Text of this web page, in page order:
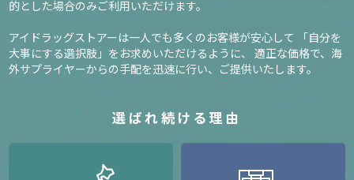
的とした場合のみご利用いただけます。
アイドラッグストアーは一人でも多くのお客様が安心して
「自分を
大事にする選択肢」をお求めいただけるように、 適正な価格で、海
外サプライヤーからの手配を迅速に行い、ご提供いたします。
選ばれ続ける理由